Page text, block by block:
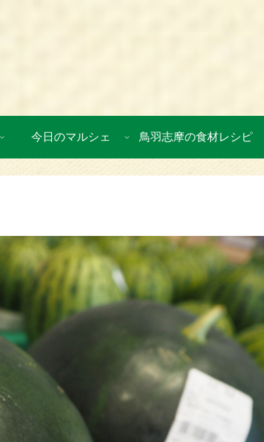
今日のマルシェ 鳥羽志摩の食材レシピ